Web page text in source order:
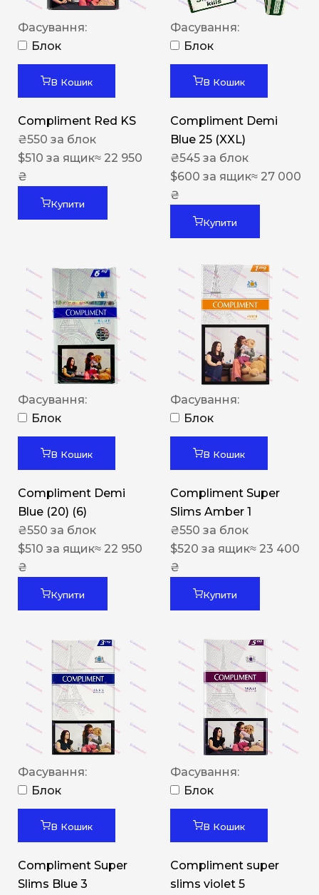
Фасування:
Блок
В Кошик
Compliment Red KS
₴550 за блок
$510 за ящик≈ 22 950
₴
Купити
Фасування:
Блок
В Кошик
Compliment Demi
Blue 25 (XXL)
₴545 за блок
$600 за ящик≈ 27 000
₴
Купити
Фасування:
Блок
В Кошик
Compliment Demi
Blue (20) (6)
₴550 за блок
$510 за ящик≈ 22 950
₴
Купити
Фасування:
Блок
В Кошик
Compliment Super
Slims Amber 1
₴550 за блок
$520 за ящик≈ 23 400
₴
Купити
Фасування:
Блок
В Кошик
Compliment Super
Slims Blue 3
Фасування:
Блок
В Кошик
Compliment super
slims violet 5